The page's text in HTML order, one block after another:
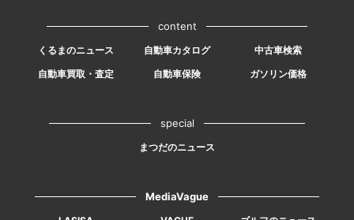
content
くるまのニュース 自動車カタログ
中古車検索
自動車買取・査定
自動車保険 ガソリン価格
special
まつだのニュース
MediaVague